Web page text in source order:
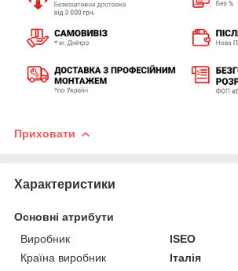
Приховати
Характеристики
Основні атрибути
Виробник
ISEO
Країна виробник
Італія